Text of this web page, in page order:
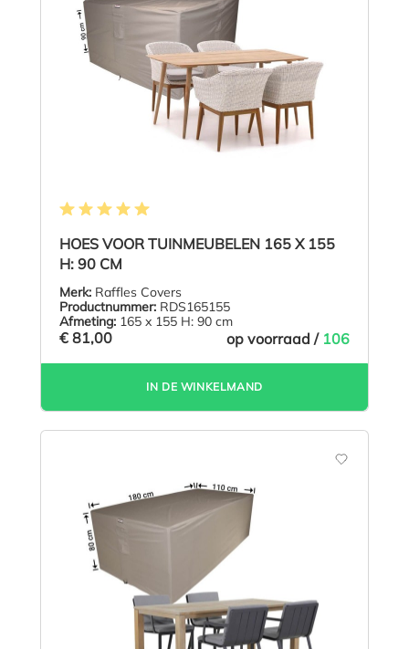
HOES VOOR TUINMEUBELEN 165 X 155
H: 90 CM
Merk: Raffles Covers
Productnummer: RDS165155
Afmeting: 165 x 155 H: 90 cm
€ 81,00 op voorraad / 106
IN DE WINKELMAND